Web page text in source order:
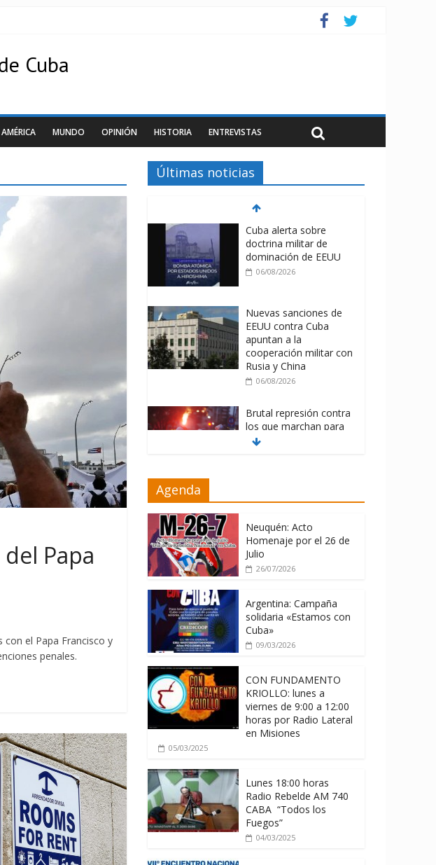
Rusia y China
Cuba
MUNDO OPINIÓN HISTORIA ENTREVISTAS
Papa
con el Papa Francisco y
penales.
Últimas noticias
Cuba alerta sobre
doctrina militar de
dominación de EEUU
06/08/2026
Nuevas sanciones de
EEUU contra Cuba
apuntan a la
cooperación militar con
Rusia y China
06/08/2026
Brutal represión contra
los que marchan para
que no se venda la
La ONU condena
contra Cuba
06/08/2026
Agenda
Neuquén: Acto
Homenaje por el 26 de
Julio
26/07/2026
Argentina: Campaña
solidaria «Estamos con
Cuba»
09/03/2026
CON FUNDAMENTO
KRIOLLO: lunes a
viernes de 9:00 a 12:00
horas por Radio Lateral
en Misiones
05/03/2025
Lunes 18:00 horas
Radio Rebelde AM 740
CABA “Todos los
Fuegos”
04/03/2025